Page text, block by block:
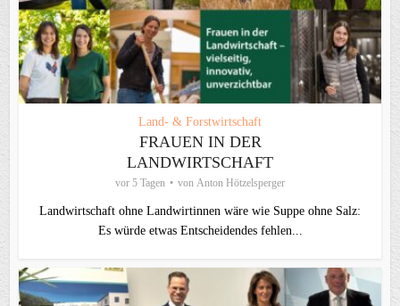
Land- & Forstwirtschaft
FRAUEN IN DER
LANDWIRTSCHAFT
vor 5 Tagen von Anton Hötzelsperger
Landwirtschaft ohne Landwirtinnen wäre wie Suppe ohne Salz:
Es würde etwas Entscheidendes fehlen...